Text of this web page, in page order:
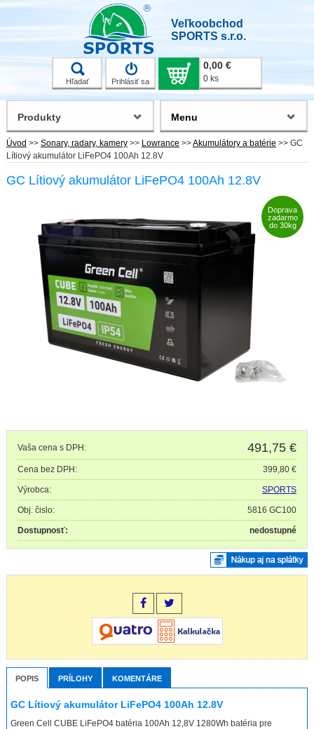
Veľkoobchod
SPORTS s.r.o.
Hľadať Prihlásiť sa
0,00 €
0 ks
Úvod >> Sonary, radary, kamery >> Lowrance >>Akumulátory a batérie >> GC
Lítiový akumulátor LiFePO4 100Ah 12.8V
GC Lítiový akumulátor LiFePO4 100Ah 12.8V
Doprava
zadarmo
do 30kg
Vaša cena s DPH: 491,75 €
Cena bez DPH: 399,80 €
Výrobca: SPORTS
Obj. čislo: 5816 GC100
Dostupnosť: nedostupné
POPIS PRÍLOHY KOMENTÁRE
GC Lítiový akumulátor LiFePO4 100Ah 12.8V
Green Cell CUBE LiFePO4 batéria 100Ah 12,8V 1280Wh batéria pre
Produkty Menu